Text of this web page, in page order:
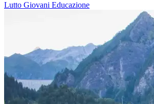
Lutto Giovani Educazione